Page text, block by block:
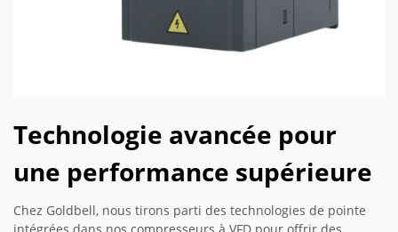
Technologie avancée pour
une performance supérieure
Chez Goldbell, nous tirons parti des technologies de pointe